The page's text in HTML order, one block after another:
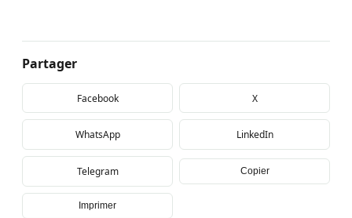
Partager
Facebook X
WhatsApp LinkedIn
Telegram Copier
Imprimer